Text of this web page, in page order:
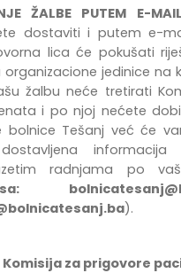
ŽALBE PUTEM E-
dostaviti i putem e-
lica će pokušati
organizacione jedinice na
žalbu neće tretirati
i po njoj nećete
bolnice Tešanj već će
radnjama po
).
Komisija za prigovore